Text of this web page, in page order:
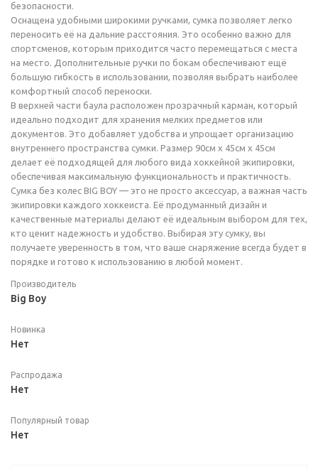
безопасности.
Оснащена удобными широкими ручками, сумка позволяет легко
переносить её на дальние расстояния. Это особенно важно для
спортсменов, которым приходится часто перемещаться с места
на место. Дополнительные ручки по бокам обеспечивают ещё
большую гибкость в использовании, позволяя выбрать наиболее
комфортный способ переноски.
В верхней части баула расположен прозрачный карман, который
идеально подходит для хранения мелких предметов или
документов. Это добавляет удобства и упрощает организацию
внутреннего пространства сумки. Размер 90см х 45см х 45см
делает её подходящей для любого вида хоккейной экипировки,
обеспечивая максимальную функциональность и практичность.
Сумка без колес BIG BOY — это не просто аксессуар, а важная часть
экипировки каждого хоккеиста. Её продуманный дизайн и
качественные материалы делают её идеальным выбором для тех,
кто ценит надежность и удобство. Выбирая эту сумку, вы
получаете уверенность в том, что ваше снаряжение всегда будет в
порядке и готово к использованию в любой момент.
Производитель
Big Boy
Новинка
Нет
Распродажа
Нет
Популярный товар
Нет